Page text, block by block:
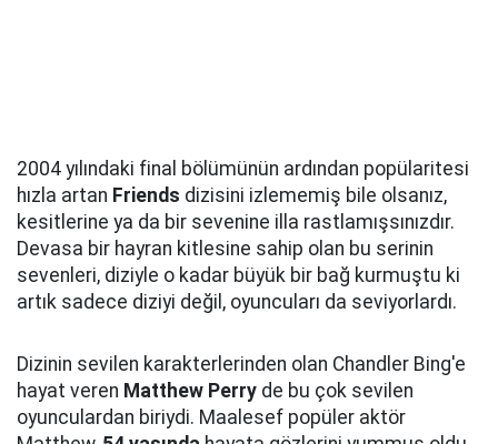
2004 yılındaki final bölümünün ardından popülaritesi
hızla artan Friends dizisini izlememiş bile olsanız,
kesitlerine ya da bir sevenine illa rastlamışsınızdır.
Devasa bir hayran kitlesine sahip olan bu serinin
sevenleri, diziyle o kadar büyük bir bağ kurmuştu ki
artık sadece diziyi değil, oyuncuları da seviyorlardı.
Dizinin sevilen karakterlerinden olan Chandler Bing'e
hayat veren Matthew Perry de bu çok sevilen
oyunculardan biriydi. Maalesef popüler aktör